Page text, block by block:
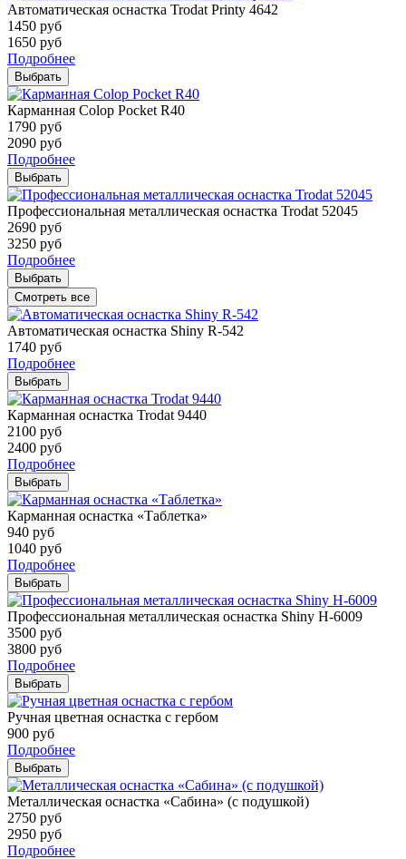
Автоматическая оснастка Trodat Printy 4642
1450 руб
1650 руб
Подробнее
Выбрать
Карманная Colop Pocket R40
1790 руб
2090 руб
Подробнее
Выбрать
Профессиональная металлическая оснастка Trodat 52045
2690 руб
3250 руб
Подробнее
Выбрать
Смотреть все
Автоматическая оснастка Shiny R-542
1740 руб
Подробнее
Выбрать
Карманная оснастка Trodat 9440
2100 руб
2400 руб
Подробнее
Выбрать
Карманная оснастка «Таблетка»
940 руб
1040 руб
Подробнее
Выбрать
Профессиональная металлическая оснастка Shiny H-6009
3500 руб
3800 руб
Подробнее
Выбрать
Ручная цветная оснастка с гербом
900 руб
Подробнее
Выбрать
Металлическая оснастка «Сабина» (с подушкой)
2750 руб
2950 руб
Подробнее